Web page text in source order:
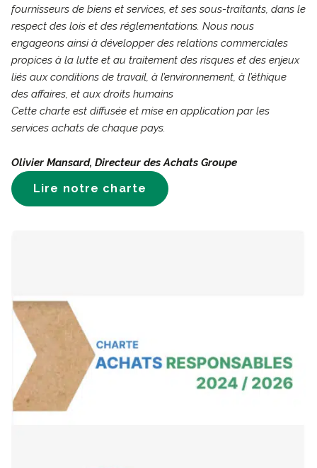
fournisseurs de biens et services, et ses sous-traitants, dans le
respect des lois et des réglementations. Nous nous
engageons ainsi à développer des relations commerciales
propices à la lutte et au traitement des risques et des enjeux
liés aux conditions de travail, à l’environnement, à l’éthique
des affaires, et aux droits humains
Cette charte est diffusée et mise en application par les
services achats de chaque pays.
Olivier Mansard, Directeur des Achats Groupe
Lire notre charte